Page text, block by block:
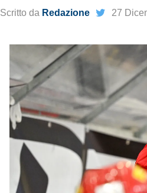
Scritto da Redazione 27